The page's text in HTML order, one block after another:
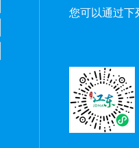
您可以通过